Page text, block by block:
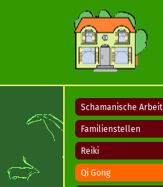
Schamanische Arbeit
Familienstellen
Reiki
Qi Gong